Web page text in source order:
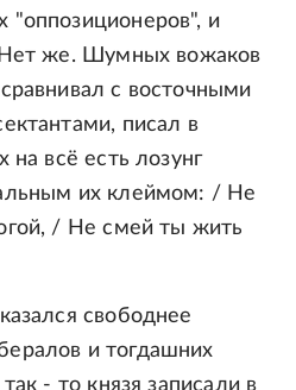
"оппозиционеров", и
же. Шумных вожаков
с восточными
писал в
на всё есть лозунг
их клеймом: / Не
/ Не смей ты жить
свободнее
и тогдашних
- то князя записали в